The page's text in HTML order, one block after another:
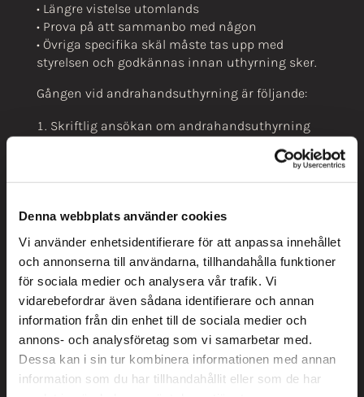
Denna webbplats använder cookies
Vi använder enhetsidentifierare för att anpassa innehållet
och annonserna till användarna, tillhandahålla funktioner
för sociala medier och analysera vår trafik. Vi
vidarebefordrar även sådana identifierare och annan
information från din enhet till de sociala medier och
annons- och analysföretag som vi samarbetar med.
Dessa kan i sin tur kombinera informationen med annan
information som du har tillhandahållit eller som de har
• Längre vistelse utomlands
• Prova på att sammanbo med någon
• Övriga specifika skäl måste tas upp med
styrelsen och godkännas innan uthyrning sker.
Gången vid andrahandsuthyrning är följande:
Skriftlig ansökan om andrahandsuthyrning
ovan)
Under vilken period uthyrningen önskas ske
Till vem/vilka uthyrningen önskas ske till och
dess kontaktuppgifter
Underlag; utkast till uthyrningsavtal samt
eventuellt godkännande från
kreditinstitut, om sådant krävs.
Var och hur styrelsen kan nå medlemmen